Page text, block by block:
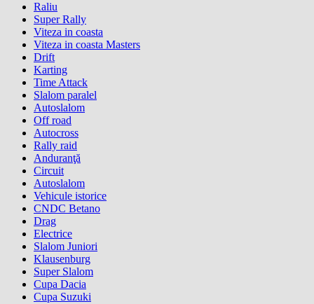
Raliu
Super Rally
Viteza in coasta
Viteza in coasta Masters
Drift
Karting
Time Attack
Slalom paralel
Autoslalom
Off road
Autocross
Rally raid
Anduranţă
Circuit
Autoslalom
Vehicule istorice
CNDC Betano
Drag
Electrice
Slalom Juniori
Klausenburg
Super Slalom
Cupa Dacia
Cupa Suzuki